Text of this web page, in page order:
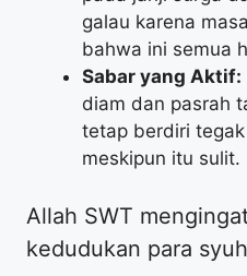
galau karena
bahwa ini semua
Sabar yang Aktif:
diam dan pasrah
tetap berdiri
meskipun itu sulit.
​Allah SWT
kedudukan para